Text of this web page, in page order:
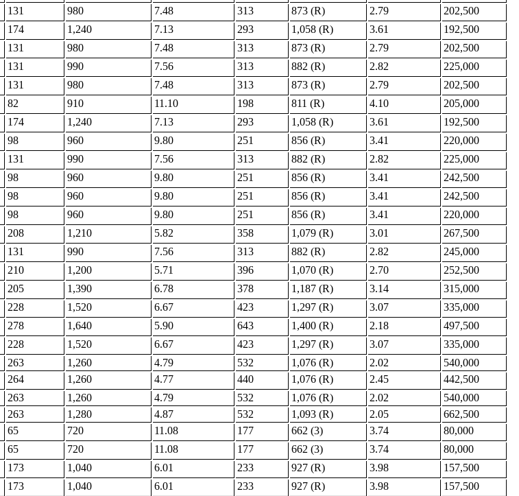
131 980 7.48 313 873 (R) 2.79
202,500
174 1,240 7.13 293 1,058 (R) 3.61
192,500
131 980 7.48 313 873 (R) 2.79
202,500
131 990 7.56 313 882 (R) 2.82
225,000
131 980 7.48 313 873 (R) 2.79
202,500
82 910 11.10 198 811 (R) 4.10
205,000
174 1,240 7.13 293 1,058 (R) 3.61
192,500
98 960 9.80 251 856 (R) 3.41
220,000
131 990 7.56 313 882 (R) 2.82
225,000
98 960 9.80 251 856 (R) 3.41
242,500
98 960 9.80 251 856 (R) 3.41
242,500
98 960 9.80 251 856 (R) 3.41
220,000
208 1,210 5.82 358 1,079 (R) 3.01
267,500
131 990 7.56 313 882 (R) 2.82
245,000
210 1,200 5.71 396 1,070 (R) 2.70
252,500
205 1,390 6.78 378 1,187 (R) 3.14
315,000
228 1,520 6.67 423 1,297 (R) 3.07
335,000
278 1,640 5.90 643 1,400 (R) 2.18
497,500
228 1,520 6.67 423 1,297 (R) 3.07
335,000
263 1,260 4.79 532 1,076 (R) 2.02
540,000
264 1,260 4.77 440 1,076 (R) 2.45
442,500
263 1,260 4.79 532 1,076 (R) 2.02
540,000
263 1,280 4.87 532 1,093 (R) 2.05
662,500
65 720 11.08 177 662 (3) 3.74
80,000
65 720 11.08 177 662 (3) 3.74
80,000
173 1,040 6.01 233 927 (R) 3.98
157,500
173 1,040 6.01 233 927 (R) 3.98
157,500